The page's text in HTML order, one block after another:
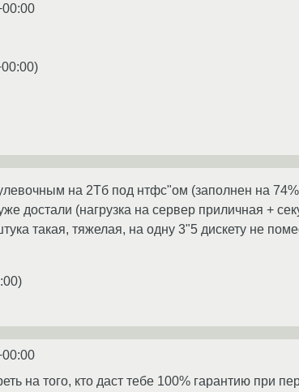
)
на 2Тб под нтфс"ом (заполнен на
достали (нагрузка на сервер приличная +
такая, тяжелая, на одну 3"5 дискету не
)
на того, кто даст тебе 100% гарантию при